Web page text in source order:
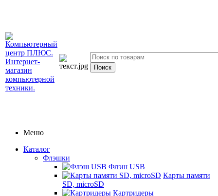
Меню
Каталог
Флэшки
Флэш USB
Карты памяти
SD, microSD
Картридеры